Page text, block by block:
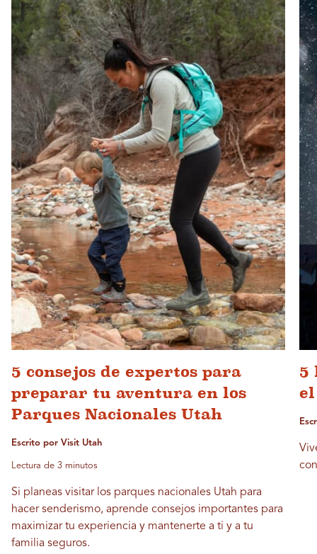
5 consejos de expertos para
preparar tu aventura en los
Parques Nacionales Utah
Escrito por Visit Utah
Lectura de 3 minutos
Si planeas visitar los parques nacionales Utah para
hacer senderismo, aprende consejos importantes para
maximizar tu experiencia y mantenerte a ti y a tu
familia seguros.
5